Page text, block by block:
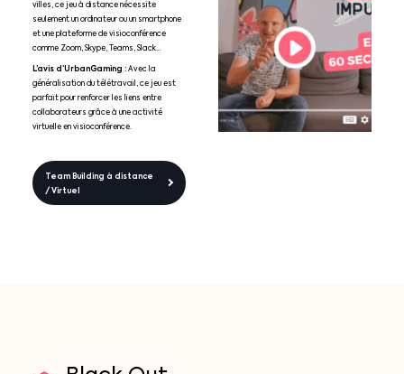
villes, ce jeu à distance nécessite
seulement un ordinateur ou un smartphone
et une plateforme de visioconférence
comme Zoom, Skype, Teams, Slack…
L’avis d’UrbanGaming :Avec la
généralisation du télétravail, ce jeu est
parfait pour renforcer les liens entre
collaborateurs grâce à une activité
virtuelle en visioconférence.
Team Building à distance
/ Virtuel